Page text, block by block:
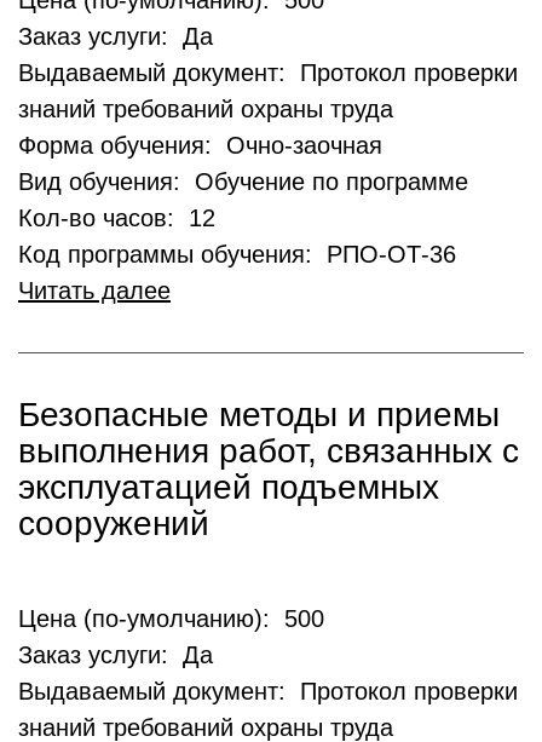
Заказ услуги: Да
Выдаваемый документ: Протокол проверки
знаний требований охраны труда
Форма обучения: Очно-заочная
Вид обучения: Обучение по программе
Кол-во часов: 12
Код программы обучения: РПО-ОТ-36
Читать далее
Безопасные методы и приемы
выполнения работ, связанных с
эксплуатацией подъемных
сооружений
Цена (по-умолчанию): 500
Заказ услуги: Да
Выдаваемый документ: Протокол проверки
знаний требований охраны труда